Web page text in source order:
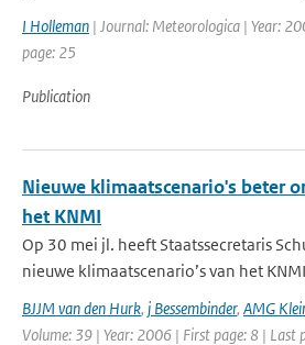
I Holleman | Journal: Meteorologica | Year:
page: 25
Publication
Nieuwe klimaatscenario's beter
het KNMI
Op 30 mei jl. heeft Staatssecretaris
nieuwe klimaatscenario’s van het
BJJM van den Hurk, j Bessembinder, AMG
Volume: 39 | Year: 2006 | First page: 8 | Last